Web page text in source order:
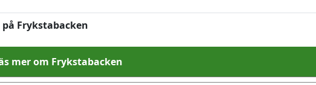
Frykstabacken
mer om Frykstabacken